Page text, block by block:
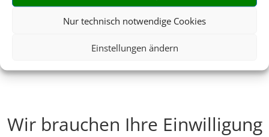
Nur technisch notwendige Cookies
Einstellungen ändern
Wir brauchen Ihre Einwilligung